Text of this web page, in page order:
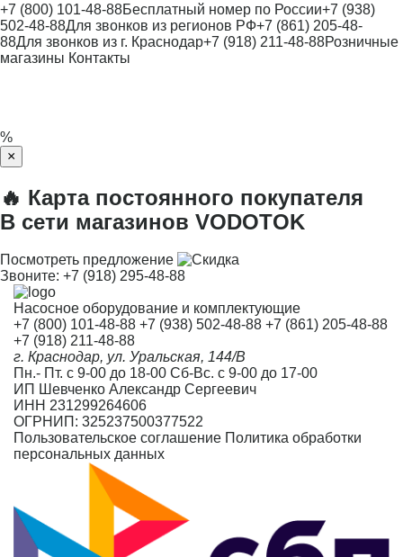
+7 (800) 101-48-88Бесплатный номер по России+7 (938)
502-48-88Для звонков из регионов РФ+7 (861) 205-48-
88Для звонков из г. Краснодар+7 (918) 211-48-88Розничные
магазины Контакты
%
×
🔥 Карта постоянного покупателя
В сети магазинов VODOTOK
Посмотреть предложение
Звоните: +7 (918) 295-48-88
Насосное оборудование и комплектующие
+7 (800) 101-48-88 +7 (938) 502-48-88 +7 (861) 205-48-88
+7 (918) 211-48-88
г. Краснодар, ул. Уральская, 144/В
Пн.- Пт. с 9-00 до 18-00 Сб-Вс. с 9-00 до 17-00
ИП Шевченко Александр Сергеевич
ИНН 231299264606
ОГРНИП: 325237500377522
Пользовательское соглашение Политика обработки
персональных данных